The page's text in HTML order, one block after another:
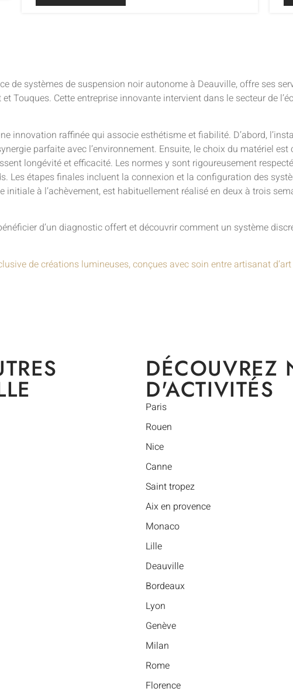
de systèmes de suspension noir autonome à Deauville, offre ses
Touques. Cette entreprise innovante intervient dans le secteur de
innovation raffinée qui associe esthétisme et fiabilité. D’abord,
parfaite avec l’environnement. Ensuite, le choix du matériel
longévité et efficacité. Les normes y sont rigoureusement
Les étapes finales incluent la connexion et la configuration des
initiale à l’achèvement, est habituellement réalisé en deux à trois
d’un diagnostic offert et découvrir comment un système
de créations lumineuses, conçues avec soin entre artisanat
DÉCOUVREZ
D'ACTIVITÉS
Paris
Rouen
Nice
Canne
Saint tropez
Aix en provence
Monaco
Lille
Deauville
Bordeaux
Lyon
Genève
Milan
Rome
Florence